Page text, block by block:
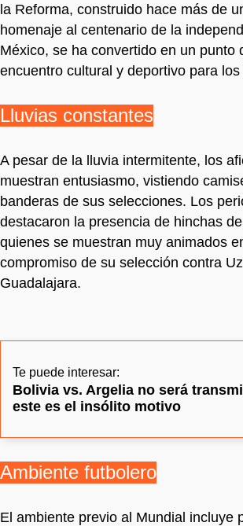
la Reforma, construido hace más de
homenaje al centenario de la
México, se ha convertido en un punto
encuentro cultural y deportivo para los
Lluvias constantes
A pesar de la lluvia intermitente, los
muestran entusiasmo, vistiendo
banderas de sus selecciones. Los
destacaron la presencia de hinchas
quienes se muestran muy animados
compromiso de su selección contra
Guadalajara.
Te puede interesar:
Bolivia vs. Argelia no será
este es el insólito motivo
Ambiente futbolero
El ambiente previo al Mundial incluye